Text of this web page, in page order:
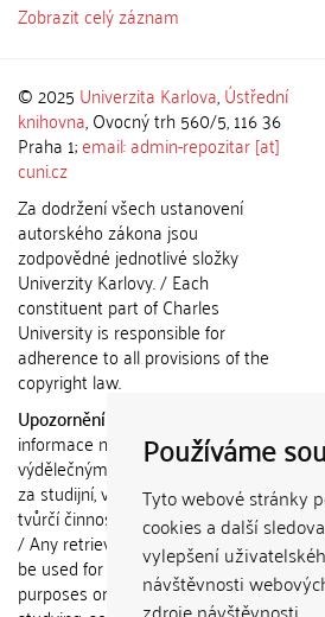
Používáme
Tyto webové stránky
cookies a další
vylepšení
návštěvnosti
Zobrazit celý záznam
© 2025 Univerzita Karlova,Ústřední
knihovna, Ovocný trh 560/5, 116 36
Praha 1;email: admin-repozitar [at]
cuni.cz
Za dodržení všech ustanovení
autorského zákona jsou
zodpovědné jednotlivé složky
Univerzity Karlovy. / Each
constituent part of Charles
University is responsible for
adherence to all provisions of the
copyright law.
Upozornění / Notice:
informace nemohou být použity k
výdělečným účelům nebo vydávány
za studijní, vědeckou nebo jinou
tvůrčí činnost jiné osoby než autora.
/ Any retrieved information shall not
be used for any commercial
purposes or claimed as results of